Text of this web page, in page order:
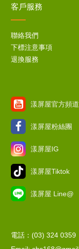
客戶服務
聯絡我們
下標注意事項
退換服務
漾屏屋官方頻道
漾屏屋粉絲團
漾屏屋IG
漾屏屋Tiktok
漾屏屋 Line@
電話：(03) 324 0359